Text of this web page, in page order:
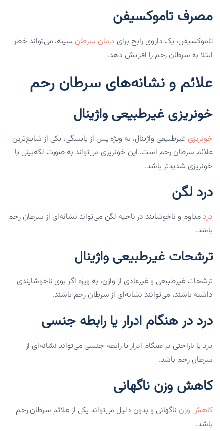
مصرف تاموکسیفن
تاموکسیفن، یک داروی رایج برای درمان سرطان سینه، می‌تواند خطر
ابتلا به سرطان رحم را افزایش دهد.
علائم و نشانه‌های سرطان رحم
خونریزی غیرطبیعی واژینال
خونریزی غیرطبیعی واژینال، به ویژه پس از یائسگی، یکی از شایع‌ترین
علائم سرطان رحم است. این خونریزی می‌تواند به صورت لکه‌بینی یا
خونریزی شدیدتر باشد.
درد لگن
درد مداوم و ناخوشایند در ناحیه لگن می‌تواند نشانه‌ای از سرطان رحم
باشد.
ترشحات غیرطبیعی واژینال
ترشحات غیرطبیعی و غیرعادی از واژن، به ویژه اگر بوی ناخوشایندی
داشته باشند، می‌توانند نشانه‌ای از سرطان رحم باشند.
درد در هنگام ادرار یا رابطه جنسی
درد یا ناراحتی در هنگام ادرار یا رابطه جنسی می‌تواند نشانه‌ای از
سرطان رحم باشد.
کاهش وزن ناگهانی
کاهش وزن ناگهانی و بدون دلیل می‌تواند یکی از علائم سرطان رحم
باشد.